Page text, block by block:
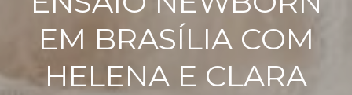
EM BRASÍLIA COM
HELENA E CLARA